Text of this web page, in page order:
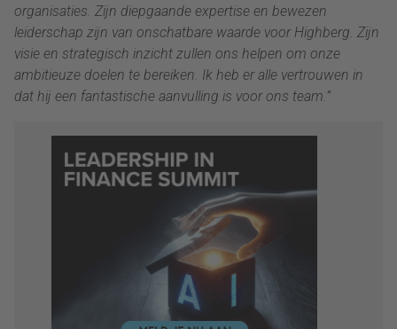
organisaties. Zijn diepgaande expertise en bewezen
leiderschap zijn van onschatbare waarde voor Highberg. Zijn
visie en strategisch inzicht zullen ons helpen om onze
ambitieuze doelen te bereiken. Ik heb er alle vertrouwen in
dat hij een fantastische aanvulling is voor ons team.”